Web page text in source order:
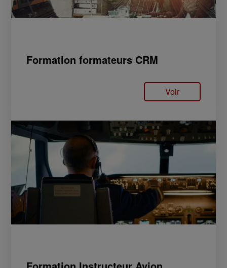
Formation formateurs CRM
Voir